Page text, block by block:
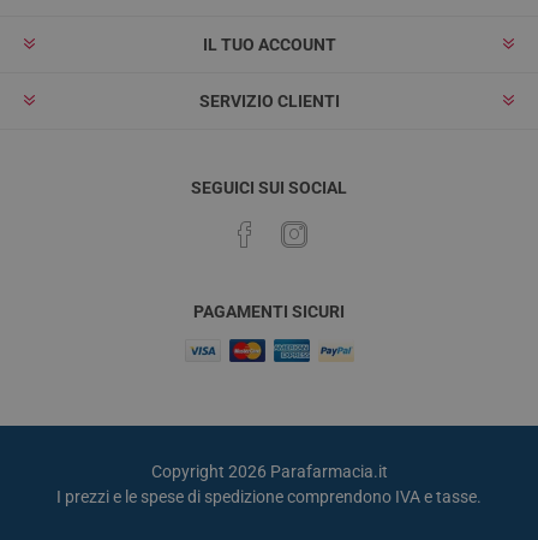
IL TUO ACCOUNT
SERVIZIO CLIENTI
SEGUICI SUI SOCIAL
PAGAMENTI SICURI
Copyright 2026 Parafarmacia.it
I prezzi e le spese di spedizione comprendono IVA e tasse.